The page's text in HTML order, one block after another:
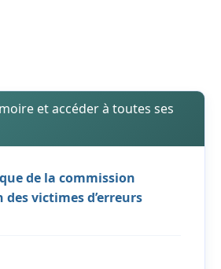
et accéder à toutes ses
de la commission
victimes d’erreurs